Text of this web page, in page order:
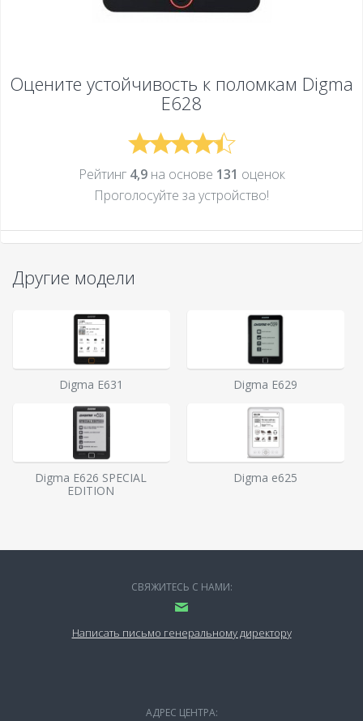
Оцените устойчивость к поломкам Digma
E628
Рейтинг 4,9на основе 131 оценок
Проголосуйте за устройcтво!
Другие модели
Digma E631 Digma E629
Digma E626 SPECIAL
EDITION
Digma e625
СВЯЖИТЕСЬ С НАМИ:
Написать письмо генеральному директору
АДРЕС ЦЕНТРА: